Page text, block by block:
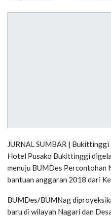
JURNAL SUMBAR |
Hotel Pusako Bukittinggi
menuju BUMDes Percontohan
bantuan anggaran 2018 dari
BUMDes/BUMNag
baru di wilayah Nagari dan